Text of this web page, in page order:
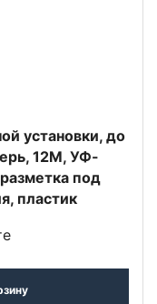
установки, до
12М, УФ-
под
пластик